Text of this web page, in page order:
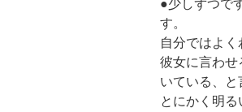
●少しずつで
す。
自分ではよ
彼女に言わせ
いている、と
とにかく明